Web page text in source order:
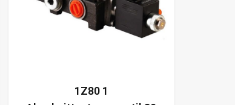
1Z80 1